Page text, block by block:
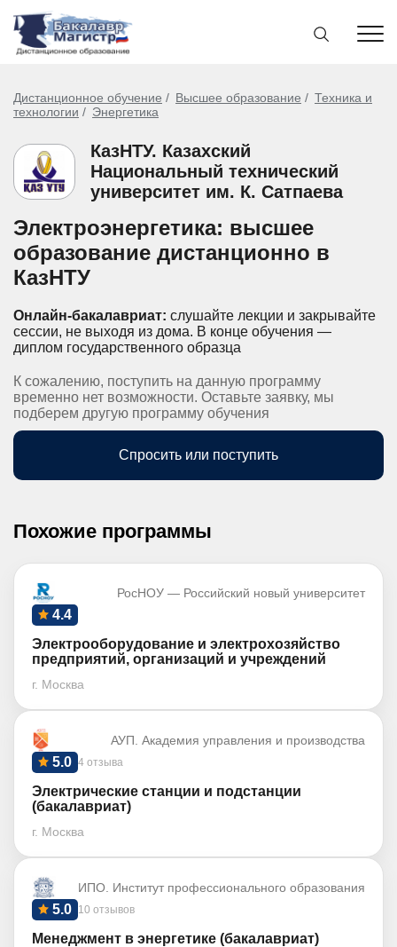
Дистанционное обучение Высшее образование
Техника и
технологии
Энергетика
КазНТУ. Казахский
Национальный технический
университет им. К. Сатпаева
Электроэнергетика: высшее
образование дистанционно в
КазНТУ
Онлайн-бакалавриат: слушайте лекции и закрывайте
сессии, не выходя из дома. В конце обучения —
диплом государственного образца
К сожалению, поступить на данную программу
временно нет возможности. Оставьте заявку, мы
подберем другую программу обучения
Спросить или поступить
Похожие программы
РосНОУ — Российский новый университет
4.4
Электрооборудование и электрохозяйство
предприятий, организаций и учреждений
г. Москва
АУП. Академия управления и производства
4 отзыва
5.0
Электрические станции и подстанции
(бакалавриат)
г. Москва
ИПО. Институт профессионального образования
10 отзывов
5.0
Менеджмент в энергетике (бакалавриат)